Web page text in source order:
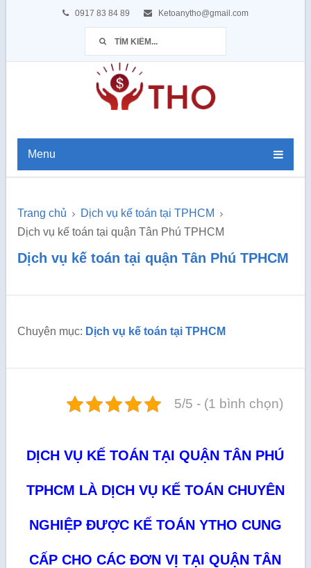
0917 83 84 89 Ketoanytho@gmail.com
Menu
Trang chủ
Dịch vụ kế toán tại TPHCM
Dịch vụ kế toán tại quận Tân Phú TPHCM
Dịch vụ kế toán tại quận Tân Phú TPHCM
Chuyên mục: Dịch vụ kế toán tại TPHCM
5/5 - (1 bình chọn)
DỊCH VỤ KẾ TOÁN TẠI QUẬN TÂN PHÚ
TPHCM LÀ DỊCH VỤ KẾ TOÁN CHUYÊN
NGHIỆP ĐƯỢC KẾ TOÁN YTHO CUNG
CẤP CHO CÁC ĐƠN VỊ TẠI QUẬN TÂN